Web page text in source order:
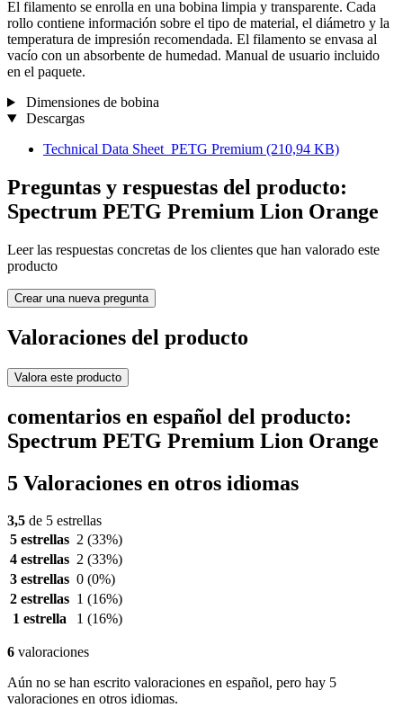
El filamento se enrolla en una bobina limpia y transparente. Cada
rollo contiene información sobre el tipo de material, el diámetro y la
temperatura de impresión recomendada. El filamento se envasa al
vacío con un absorbente de humedad. Manual de usuario incluido
en el paquete.
Dimensiones de bobina
Descargas
Technical Data Sheet_PETG Premium (210,94 KB)
Preguntas y respuestas del producto:
Spectrum PETG Premium Lion Orange
Leer las respuestas concretas de los clientes que han valorado este
producto
Crear una nueva pregunta
Valoraciones del producto
Valora este producto
comentarios en español del producto:
Spectrum PETG Premium Lion Orange
5 Valoraciones en otros idiomas
3,5 de 5 estrellas
5 estrellas 2 (33%)
4 estrellas 2 (33%)
3 estrellas 0 (0%)
2 estrellas 1 (16%)
1 estrella
1 (16%)
6 valoraciones
Aún no se han escrito valoraciones en español, pero hay 5
valoraciones en otros idiomas.